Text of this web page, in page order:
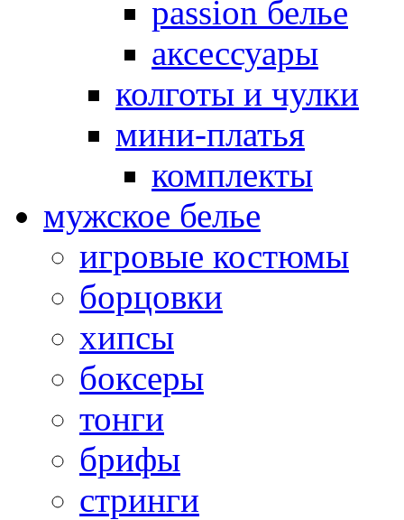
passion белье
аксессуары
колготы и чулки
мини-платья
комплекты
мужское белье
игровые костюмы
борцовки
хипсы
боксеры
тонги
брифы
стринги